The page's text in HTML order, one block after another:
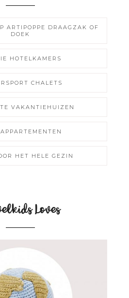
ARTIPOPPE DRAAGZAK OF
DOEK
HOTELKAMERS
CHALETS
VAKANTIEHUIZEN
HET HELE GEZIN
Loves